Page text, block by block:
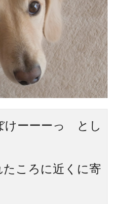
ーーーっ とし
ころに近くに寄